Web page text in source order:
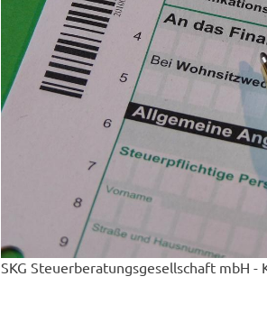
SKG Steuerberatungsgesellschaft mbH